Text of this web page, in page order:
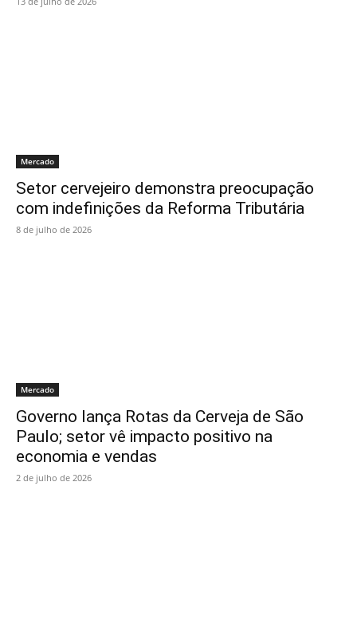
Mercado
Setor cervejeiro demonstra preocupação
com indefinições da Reforma Tributária
8 de julho de 2026
Mercado
Governo lança Rotas da Cerveja de São
Paulo; setor vê impacto positivo na
economia e vendas
2 de julho de 2026